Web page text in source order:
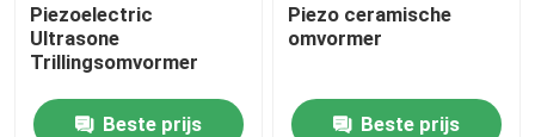
Piezoelectric
Ultrasone
Trillingsomvormer
Beste prijs
Piezo ceramische
omvormer
Beste prijs